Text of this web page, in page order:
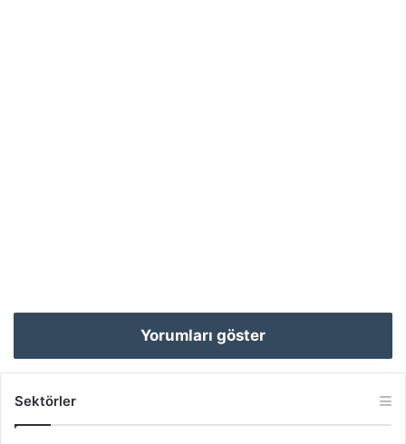
Yorumları göster
Sektörler